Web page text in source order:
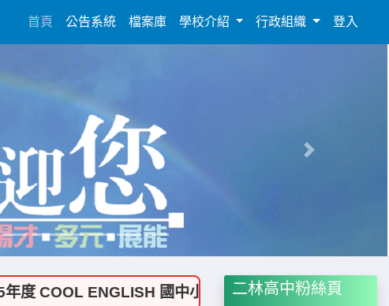
首頁(current)
公告系統 檔案庫 學校介紹 行政組織 登入
Next
ENGLISH 國中小教案徵稿比賽第二名殊榮！
二林高中粉絲頁